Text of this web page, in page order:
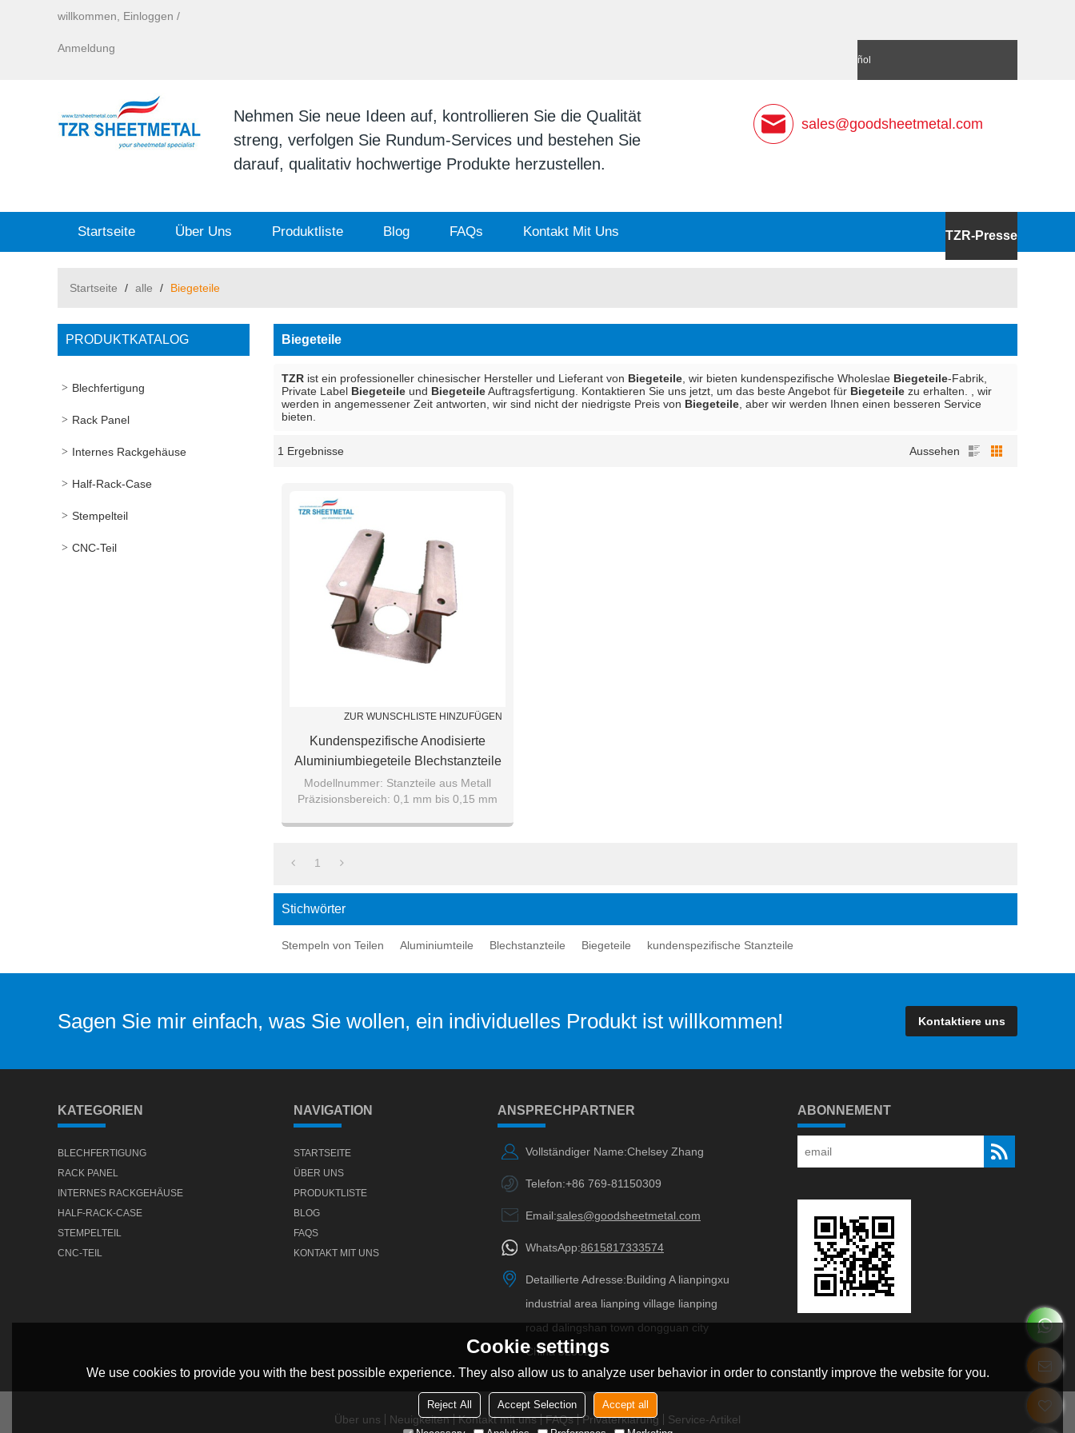
willkommen, Einloggen /
Anmeldung
Español
Nehmen Sie neue Ideen auf, kontrollieren Sie die Qualität
streng, verfolgen Sie Rundum-Services und bestehen Sie
darauf, qualitativ hochwertige Produkte herzustellen.
sales@goodsheetmetal.com
Startseite Über Uns Produktliste Blog FAQs Kontakt Mit Uns TZR-Presse
Startseite / alle / Biegeteile
PRODUKTKATALOG
Blechfertigung
Rack Panel
Internes Rackgehäuse
Half-Rack-Case
Stempelteil
CNC-Teil
Biegeteile
TZR ist ein professioneller chinesischer Hersteller und Lieferant von Biegeteile , wir bieten kundenspezifische Wholeslae Biegeteile-Fabrik,
Private Label Biegeteile und BiegeteileAuftragsfertigung. Kontaktieren Sie uns jetzt, um das beste Angebot für Biegeteile zu erhalten. , wir
werden in angemessener Zeit antworten, wir sind nicht der niedrigste Preis von Biegeteile , aber wir werden Ihnen einen besseren Service
bieten.
1 Ergebnisse Aussehen
ZUR WUNSCHLISTE HINZUFÜGEN
Kundenspezifische Anodisierte
Aluminiumbiegeteile Blechstanzteile
Modellnummer: Stanzteile aus Metall
Präzisionsbereich: 0,1 mm bis 0,15 mm
Aluminiumlegierung,
1
Stichwörter
Stempeln von Teilen Aluminiumteile Blechstanzteile Biegeteile kundenspezifische Stanzteile
Sagen Sie mir einfach, was Sie wollen, ein individuelles Produkt ist willkommen! Kontaktiere uns
KATEGORIEN
BLECHFERTIGUNG
RACK PANEL
INTERNES RACKGEHÄUSE
HALF-RACK-CASE
STEMPELTEIL
CNC-TEIL
NAVIGATION
STARTSEITE
ÜBER UNS
PRODUKTLISTE
BLOG
FAQS
KONTAKT MIT UNS
ANSPRECHPARTNER
Vollständiger Name:Chelsey Zhang
Telefon:+86 769-81150309
Email:sales@goodsheetmetal.com
WhatsApp:8615817333574
Detaillierte Adresse:Building A lianpingxu
industrial area lianping village lianping
road dalingshan town dongguan city
China 523820
ABONNEMENT
Über uns Neuigkeiten Kontakt mit uns FAQs Privaterklärung Service-Artikel
Cookie settings
We use cookies to provide you with the best possible experience. They also allow us to analyze user behavior in order to constantly improve the website for you.
Reject All Accept Selection Accept all